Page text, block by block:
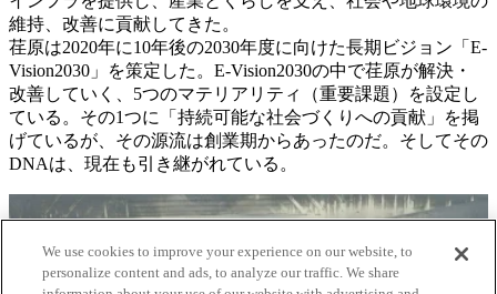
維持、改善に貢献してきた。
荏原は2020年に10年後の2030年度に向けた長期ビジョン「E-
Vision2030」を策定した。E-Vision2030の中で荏原が解決・
改善していく、5つのマテリアリティ（重要課題）を設定し
ている。その1つに「持続可能な社会づくりへの貢献」を掲
げているが、その源流は創業期からあったのだ。そしてその
DNAは、現在も引き継がれている。
We use cookies to improve your experience on our website, to
personalize content and ads, to analyze our traffic. We share